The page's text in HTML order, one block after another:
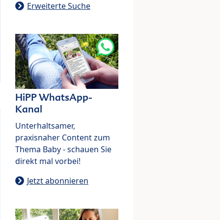
Erweiterte Suche
HiPP WhatsApp-
Kanal
Unterhaltsamer,
praxisnaher Content zum
Thema Baby - schauen Sie
direkt mal vorbei!
Jetzt abonnieren